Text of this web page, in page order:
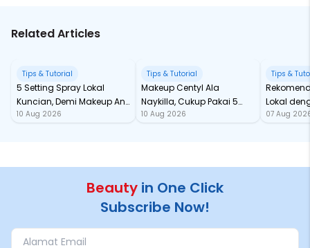
Related Articles
Tips & Tutorial
5 Setting Spray Lokal
Kuncian, Demi Makeup Anti
Longsor!
10 Aug 2026
Tips & Tutorial
Makeup Centyl Ala
Naykilla, Cukup Pakai 5
Beauties Ini!
10 Aug 2026
Tips &
Lokal
Fantastis
07 Aug
Beauty in One Click
Subscribe Now!